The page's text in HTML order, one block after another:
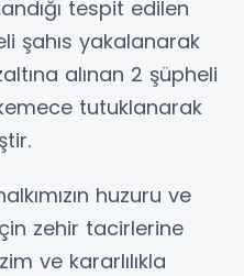
tespit edilen
şahıs yakalanarak
alınan 2 şüpheli
tutuklanarak
huzuru ve
zehir tacirlerine
ve kararlılıkla